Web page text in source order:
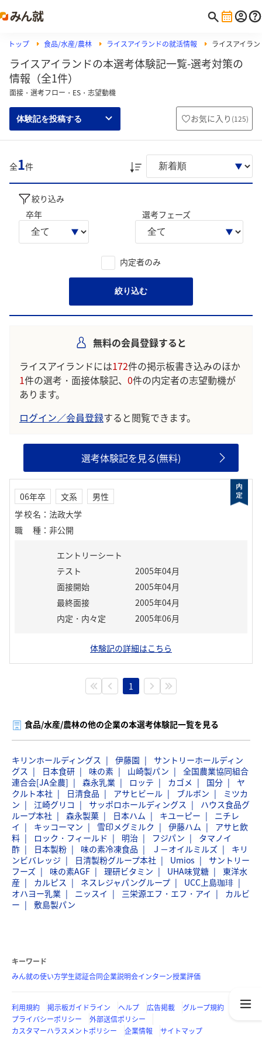
トップ 食品/水産/農林 ライスアイランドの就活情報 ライスアイラ
ライスアイランドの本選考体験記一覧-選考対策の
情報（全1件）
面接・選考フロー・ES・志望動機
体験記を投稿する お気に入り (125)
全1件
絞り込み
卒年
選考フェーズ
内定者のみ
絞り込む
無料の会員登録すると
ライスアイランドには172件の掲示板書き込みのほか
1件の選考・面接体験記、 0件の内定者の志望動機が
あります。
ログイン／会員登録すると閲覧できます。
選考体験記を見る(無料)
06年卒 文系
男性
学校名 ： 法政大学
職種 ： 非公開
エントリーシート
テスト
2005年04月
面接開始
2005年04月
最終面接
2005年04月
内定・内々定
2005年06月
体験記の詳細はこちら
1
食品/水産/農林の他の企業の本選考体験記一覧を見る
キリンホールディングス 伊藤園
サントリーホールディン
グス
日本食研 味の素 山崎製パン
全国農業協同組合
連合会[JA全農]
森永乳業 ロッテ カゴメ 国分
ヤ
クルト本社
日清食品 アサヒビール ブルボン
ミツカ
ン
江崎グリコ サッポロホールディングス
ハウス食品グ
ループ本社
森永製菓 日本ハム キユーピー
ニチレ
イ
キッコーマン 雪印メグミルク 伊藤ハム
アサヒ飲
料
ロック・フィールド 明治 フジパン
タマノイ
酢
日本製粉 味の素冷凍食品 Ｊ－オイルミルズ
キリ
ンビバレッジ
日清製粉グループ本社 Umios
サントリー
フーズ
味の素AGF 理研ビタミン UHA味覚糖
東洋水
産
カルピス ネスレジャパングループ
UCC上島珈琲
オハヨー乳業
ニッスイ 三栄源エフ・エフ・アイ
カルビ
ー
敷島製パン
キーワード
みん就の使い方学生認証合同企業説明会インターン授業評価
利用規約 掲示板ガイドライン ヘルプ 広告掲載
グループ規約
プライバシーポリシー
外部送信ポリシー
カスタマーハラスメントポリシー
企業情報 サイトマップ